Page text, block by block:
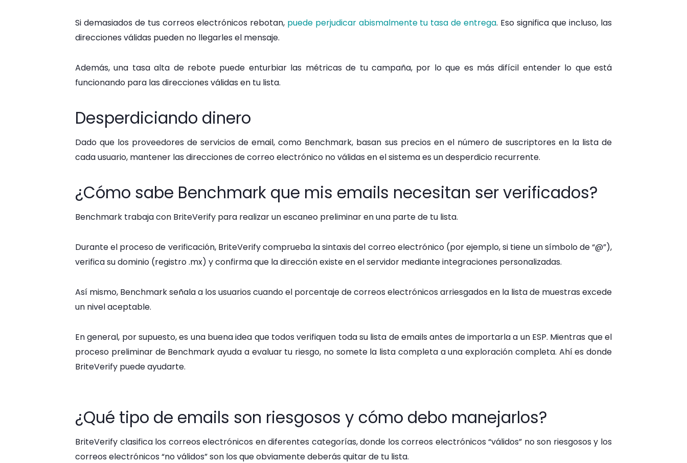
Si demasiados de tus correos electrónicos rebotan, puede perjudicar abismalmente tu tasa de entrega. Eso significa que incluso, las
direcciones válidas pueden no llegarles el mensaje.
Además, una tasa alta de rebote puede enturbiar las métricas de tu campaña, por lo que es más difícil entender lo que está
funcionando para las direcciones válidas en tu lista.
Desperdiciando dinero
Dado que los proveedores de servicios de email, como Benchmark, basan sus precios en el número de suscriptores en la lista de
cada usuario, mantener las direcciones de correo electrónico no válidas en el sistema es un desperdicio recurrente.
¿Cómo sabe Benchmark que mis emails necesitan ser verificados?
Benchmark trabaja con BriteVerify para realizar un escaneo preliminar en una parte de tu lista.
Durante el proceso de verificación, BriteVerify comprueba la sintaxis del correo electrónico (por ejemplo, si tiene un símbolo de “@”),
verifica su dominio (registro .mx) y confirma que la dirección existe en el servidor mediante integraciones personalizadas.
Así mismo, Benchmark señala a los usuarios cuando el porcentaje de correos electrónicos arriesgados en la lista de muestras excede
un nivel aceptable.
En general, por supuesto, es una buena idea que todos verifiquen toda su lista de emails antes de importarla a un ESP. Mientras que el
proceso preliminar de Benchmark ayuda a evaluar tu riesgo, no somete la lista completa a una exploración completa. Ahí es donde
BriteVerify puede ayudarte.
¿Qué tipo de emails son riesgosos y cómo debo manejarlos?
BriteVerify clasifica los correos electrónicos en diferentes categorías, donde los correos electrónicos “válidos” no son riesgosos y los
correos electrónicos “no válidos” son los que obviamente deberás quitar de tu lista.